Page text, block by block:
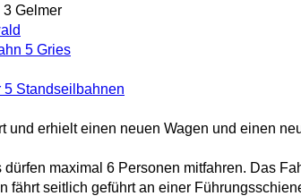
Gelmer
5 Gries
5 Standseilbahnen
und erhielt einen neuen Wagen und einen
maximal 6 Personen mitfahren. Das
fährt seitlich geführt an einer